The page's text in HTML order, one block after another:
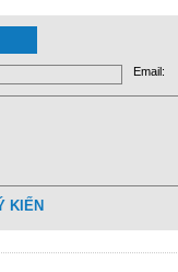
Email:
KIẾN